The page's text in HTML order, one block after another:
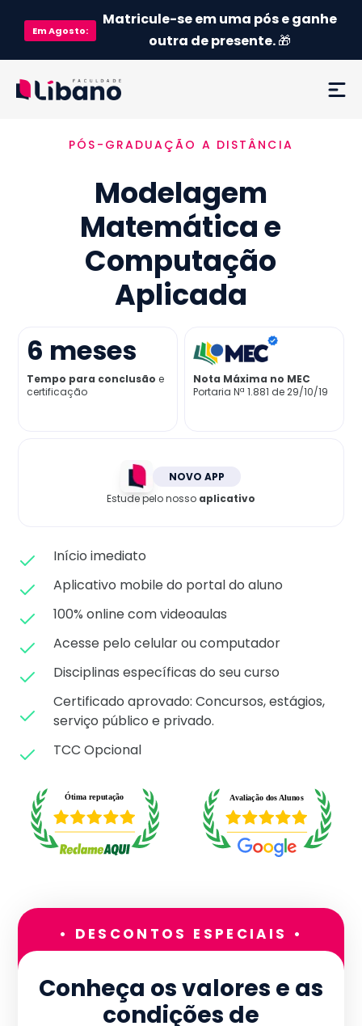
EmAgosto:
Matricule-se em uma pós e ganhe
outra de presente.🎁
Ementa
Como funciona
Credenciamento MEC
Matricule-se
PÓS-GRADUAÇÃO A DISTÂNCIA
Modelagem
Matemática e
Computação
Aplicada
6 meses
Tempo para conclusão e
certificação
Nota Máxima no MEC
Portaria Nª 1.881 de 29/10/19
NOVO APP
Estude pelo nosso aplicativo
Início imediato
Aplicativo mobile do portal do aluno
100% online com videoaulas
Acesse pelo celular ou computador
Disciplinas específicas do seu curso
Certificado aprovado: Concursos, estágios,
serviço público e privado.
TCC Opcional
• DESCONTOS ESPECIAIS •
Conheça os valores e as
condições de